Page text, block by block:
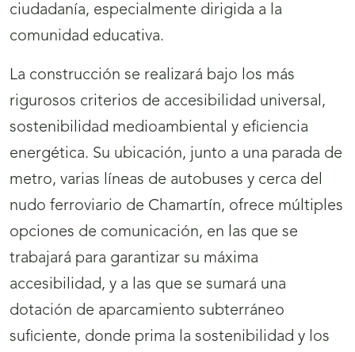
ciudadanía, especialmente dirigida a la
comunidad educativa.
La construcción se realizará bajo los más
rigurosos criterios de accesibilidad universal,
sostenibilidad medioambiental y eficiencia
energética. Su ubicación, junto a una parada de
metro, varias líneas de autobuses y cerca del
nudo ferroviario de Chamartín, ofrece múltiples
opciones de comunicación, en las que se
trabajará para garantizar su máxima
accesibilidad, y a las que se sumará una
dotación de aparcamiento subterráneo
suficiente, donde prima la sostenibilidad y los